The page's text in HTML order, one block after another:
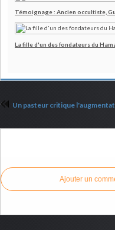
Témoignage : Ancien occultiste,
La fille d'un des fondateurs du
Ajouter un